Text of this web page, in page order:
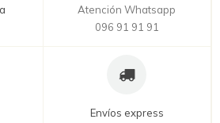
Atención Whatsapp
096 91 91 91
Envíos express